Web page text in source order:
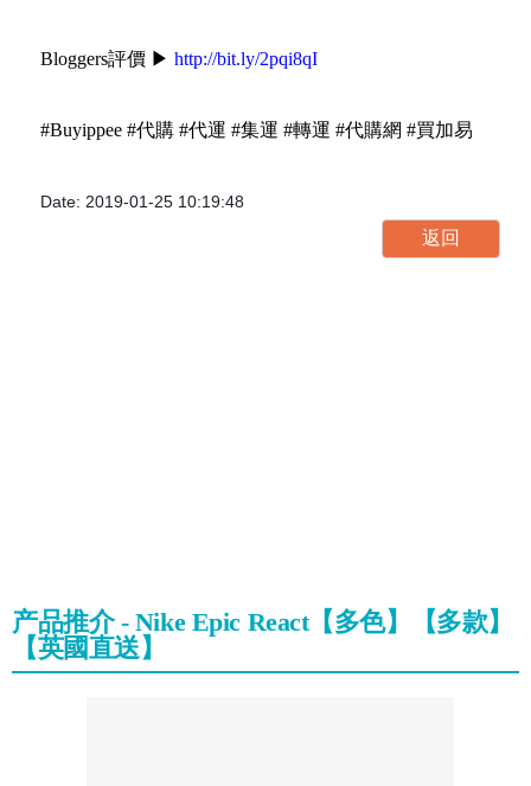
Bloggers評價 ▶ http://bit.ly/2pqi8qI
#Buyippee #代購 #代運 #集運 #轉運 #代購網 #買加易
Date: 2019-01-25 10:19:48
产品推介 - Nike Epic React【多色】【多款】
【英國直送】